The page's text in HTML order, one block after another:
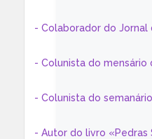
- Colaborador do Jornal
- Colunista do mensário
- Colunista do
- Autor do livro